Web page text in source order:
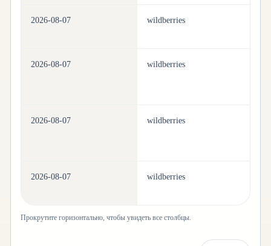
2026-08-07 wildberries
2026-08-07 wildberries
2026-08-07 wildberries
2026-08-07 wildberries
Прокрутите горизонтально, чтобы увидеть все столбцы.